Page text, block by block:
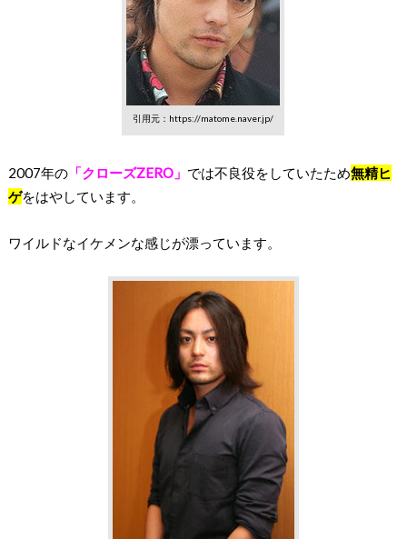
引用元：https://matome.naver.jp/
2007年の「クローズZERO」 では不良役をしていたため無精ヒ
ゲをはやしています。
ワイルドなイケメンな感じが漂っています。